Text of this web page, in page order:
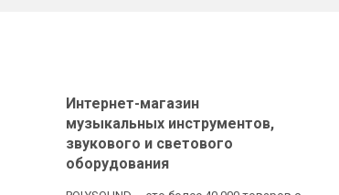
Интернет-магазин
музыкальных инструментов,
звукового и светового
оборудования